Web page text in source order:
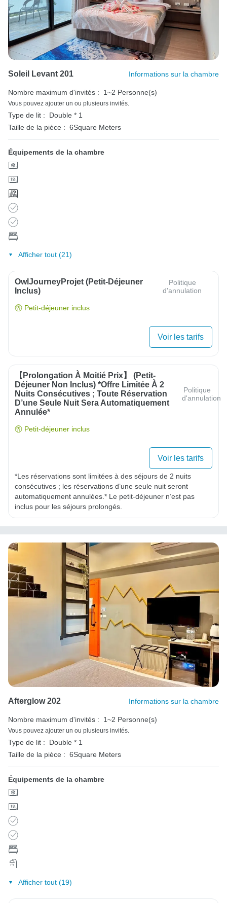
Soleil Levant 201 Informations sur la chambre
Nombre maximum d'invités : 1~2 Personne(s)
Vous pouvez ajouter un ou plusieurs invités.
Type de lit :
Double * 1
Taille de la pièce : 6Square Meters
Équipements de la chambre
Afficher tout (21)
OwlJourneyProjet (petit-Déjeuner
Inclus)
Politique
d'annulation
Petit-déjeuner inclus
Voir les tarifs
【Prolongation À Moitié Prix】 (Petit-
Déjeuner Non Inclus) *Offre Limitée À 2
Nuits Consécutives ; Toute Réservation
D’une Seule Nuit Sera Automatiquement
Annulée*
Politique
d'annulation
Petit-déjeuner inclus
Voir les tarifs
*Les réservations sont limitées à des séjours de 2 nuits
consécutives ; les réservations d’une seule nuit seront
automatiquement annulées.* Le petit-déjeuner n’est pas
inclus pour les séjours prolongés.
Afterglow 202 Informations sur la chambre
Nombre maximum d'invités : 1~2 Personne(s)
Vous pouvez ajouter un ou plusieurs invités.
Type de lit :
Double * 1
Taille de la pièce : 6Square Meters
Équipements de la chambre
Afficher tout (19)